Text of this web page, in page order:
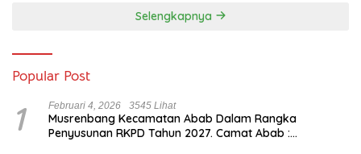
Selengkapnya
Popular Post
1 Februari 4, 2026 3545 Lihat
Musrenbang Kecamatan Abab Dalam Rangka
Penyusunan RKPD Tahun 2027. Camat Abab :